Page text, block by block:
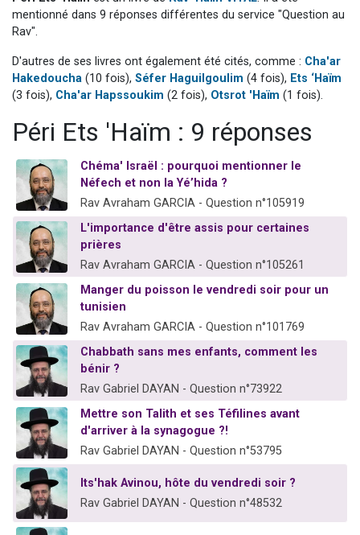
2 personnes viennent de nous rejoindre sur WhatsApp
Il reste 49 places pour étudier en groupe sur Zoom
12 nouvelles musiques dans Torah-Box Music
mentionné dans 9 réponses différentes du service "Question au
Rav".
D'autres de ses livres ont également été cités, comme : Cha'ar
Hakedoucha (10 fois), Séfer Haguilgoulim (4 fois), Ets ‘Haïm
(3 fois), Cha'ar Hapssoukim (2 fois), Otsrot 'Haïm (1 fois).
Péri Ets 'Haïm : 9 réponses
Chéma' Israël : pourquoi mentionner le
Néfech et non la Yé’hida ?
Rav Avraham GARCIA - Question n°105919
L'importance d'être assis pour certaines
prières
Rav Avraham GARCIA - Question n°105261
Manger du poisson le vendredi soir pour un
tunisien
Rav Avraham GARCIA - Question n°101769
Chabbath sans mes enfants, comment les
bénir ?
Rav Gabriel DAYAN - Question n°73922
Mettre son Talith et ses Téfilines avant
d'arriver à la synagogue ?!
Rav Gabriel DAYAN - Question n°53795
Its'hak Avinou, hôte du vendredi soir ?
Rav Gabriel DAYAN - Question n°48532